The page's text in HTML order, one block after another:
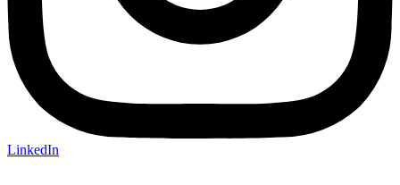
LinkedIn